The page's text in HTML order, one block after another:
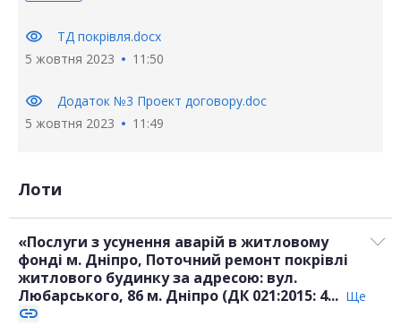
visibility
ТД покрівля.docx
5 жовтня 2023
11:50
visibility
Додаток №3 Проект договору.doc
5 жовтня 2023
11:49
Лоти
«Послуги з усунення аварій в житловому
фонді м. Дніпро, Поточний ремонт покрівлі
житлового будинку за адресою: вул.
Любарського, 86 м. Дніпро (ДК 021:2015: 4... Ще
link